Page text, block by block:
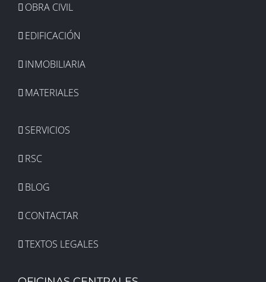
OBRA CIVIL
EDIFICACIÓN
INMOBILIARIA
MATERIALES
SERVICIOS
RSC
BLOG
CONTACTAR
TEXTOS LEGALES